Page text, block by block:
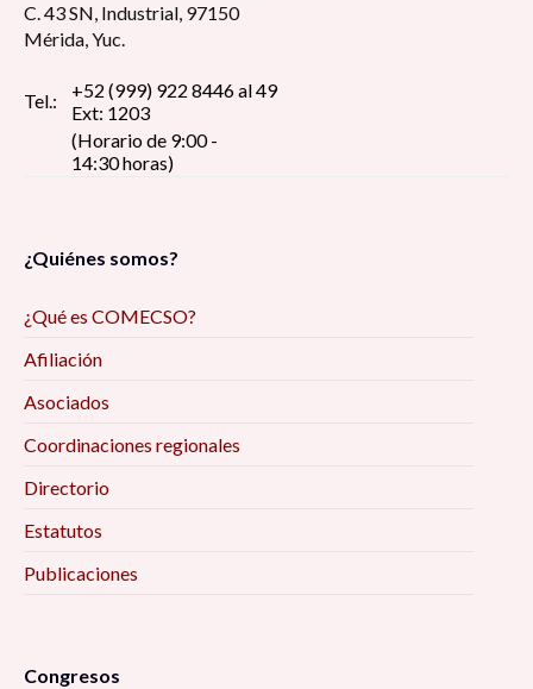
C. 43 SN, Industrial, 97150
Mérida, Yuc.
Tel.:
+52 (999) 922 8446 al 49
Ext: 1203
(Horario de 9:00 -
14:30 horas)
¿Quiénes somos?
¿Qué es COMECSO?
Afiliación
Asociados
Coordinaciones regionales
Directorio
Estatutos
Publicaciones
Congresos